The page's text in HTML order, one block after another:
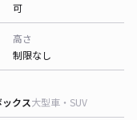
可
高さ
制限なし
クス大型車・SUV